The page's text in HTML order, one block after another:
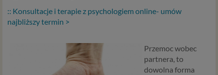
:: Konsultacje i terapie z psychologiem online- umów
najbliższy termin >
Przemoc wobec
partnera, to
dowolna forma